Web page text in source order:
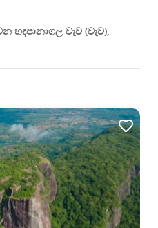
හඳපානාගල වැව (වැව),